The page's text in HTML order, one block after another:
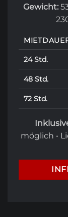
Gewicht:
24 Std.
48 Std.
72 Std.
möglich •